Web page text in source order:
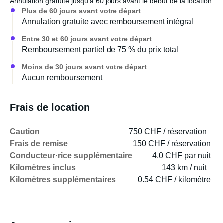
Plus de 60 jours avant votre départ
Annulation gratuite avec remboursement intégral
Entre 30 et 60 jours avant votre départ
Remboursement partiel de 75 % du prix total
Moins de 30 jours avant votre départ
Aucun remboursement
Frais de location
Caution
750 CHF / réservation
Frais de remise
150 CHF / réservation
Conducteur·rice supplémentaire
4.0 CHF par nuit
Kilomètres inclus
143 km / nuit
Kilomètres supplémentaires
0.54 CHF / kilomètre